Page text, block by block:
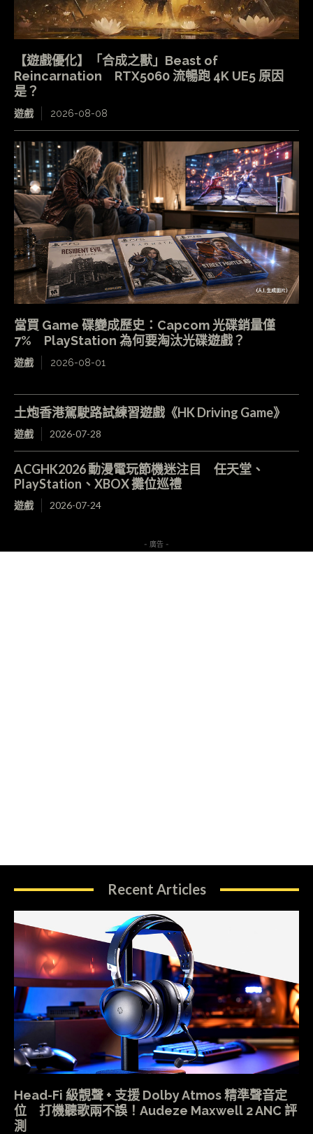
【遊戲優化】「合成之獸」Beast of
Reincarnation RTX5060 流暢跑 4K UE5 原因
是？
遊戲 2026-08-08
當買 Game 碟變成歷史：Capcom 光碟銷量僅
7% PlayStation 為何要淘汰光碟遊戲？
遊戲 2026-08-01
土炮香港駕駛路試練習遊戲《HK Driving Game》
遊戲 2026-07-28
ACGHK2026 動漫電玩節機迷注目 任天堂、
PlayStation、XBOX 攤位巡禮
遊戲 2026-07-24
- 廣告 -
Recent Articles
Head-Fi 級靚聲 + 支援 Dolby Atmos 精準聲音定
位 打機聽歌兩不誤！Audeze Maxwell 2 ANC 評
測